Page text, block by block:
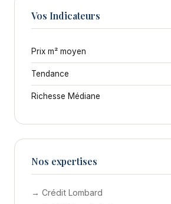
Vos Indicateurs
Prix m² moyen
Tendance
Richesse Médiane
Nos expertises
→ Crédit Lombard